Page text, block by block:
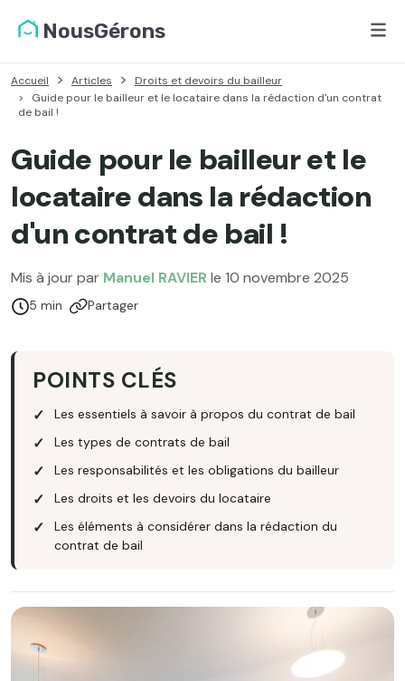
NousGérons
Accueil Articles
Droits et devoirs du bailleur
Guide pour le bailleur et le locataire dans la rédaction d'un contrat
de bail !
Guide pour le bailleur et le
locataire dans la rédaction
d'un contrat de bail !
Mis à jour par Manuel RAVIER le 10 novembre 2025
Temps de lecture :
5 min Partager
POINTS CLÉS
Les essentiels à savoir à propos du contrat de bail
Les types de contrats de bail
Les responsabilités et les obligations du bailleur
Les droits et les devoirs du locataire
Les éléments à considérer dans la rédaction du
contrat de bail